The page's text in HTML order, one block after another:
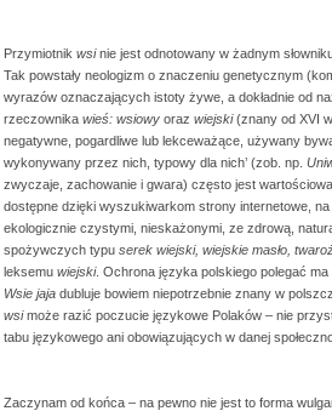
Przymiotnik wsinie jest odnotowany w żadnym
Tak powstały neologizm o znaczeniu genetycznym
wyrazów oznaczających istoty żywe, a dokładnie od
rzeczownika wieś: wsiowy oraz wiejski(znany od XVI
negatywne, pogardliwe lub lekceważące, używany
wykonywany przez nich, typowy dla nich’ (zob. np.
zwyczaje, zachowanie i gwara) często jest
dostępne dzięki wyszukiwarkom strony internetowe,
ekologicznie czystymi, nieskażonymi, ze zdrową,
spożywczych typu serek wiejski, wiejskie masło,
leksemu wiejski. Ochrona języka polskiego polegać
Wsie jaja dubluje bowiem niepotrzebnie znany w
wsimoże razić poczucie językowe Polaków – nie
tabu językowego ani obowiązujących w danej
Zaczynam od końca – na pewno nie jest to forma